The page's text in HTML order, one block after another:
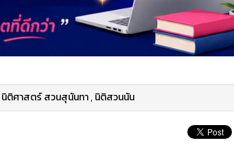
นิติศาสตร์ สวนสุนันทา,นิติสวนนัน